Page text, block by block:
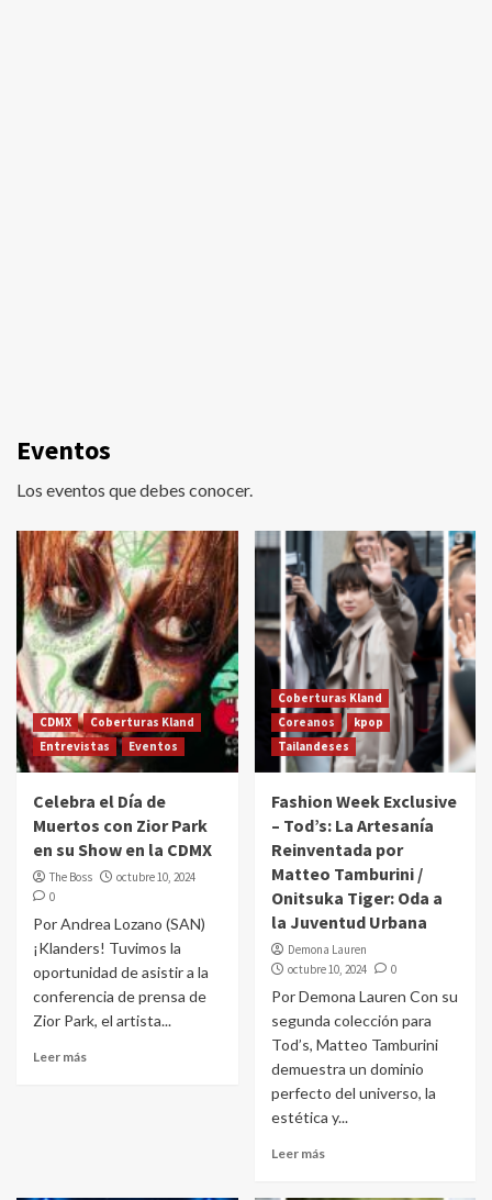
Eventos
Los eventos que debes conocer.
CDMX
Coberturas Kland
Entrevistas
Eventos
Celebra el Día de
Muertos con Zior Park
en su Show en la CDMX
The Boss
octubre 10, 2024
0
Por Andrea Lozano (SAN)
¡Klanders! Tuvimos la
oportunidad de asistir a la
conferencia de prensa de
Zior Park, el artista...
Leer más
Coberturas Kland
Coreanos
kpop
Tailandeses
Fashion Week Exclusive
– Tod’s: La Artesanía
Reinventada por
Matteo Tamburini /
Onitsuka Tiger: Oda a
la Juventud Urbana
Demona Lauren
octubre 10, 2024
0
Por Demona Lauren Con su
segunda colección para
Tod’s, Matteo Tamburini
demuestra un dominio
perfecto del universo, la
estética y...
Leer más